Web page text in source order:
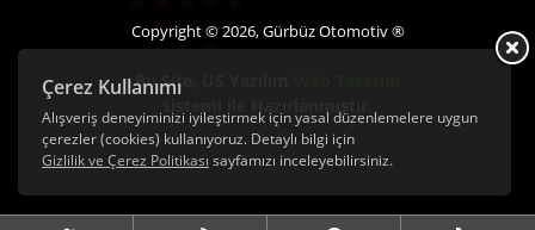
Çerez Kullanımı
Alışveriş deneyiminizi iyileştirmek için yasal düzenlemelere uygun
çerezler (cookies) kullanıyoruz. Detaylı bilgi için
Gizlilik ve Çerez Politikası sayfamızı inceleyebilirsiniz.
Copyright © 2026, Gürbüz Otomotiv ®
Bu Site,